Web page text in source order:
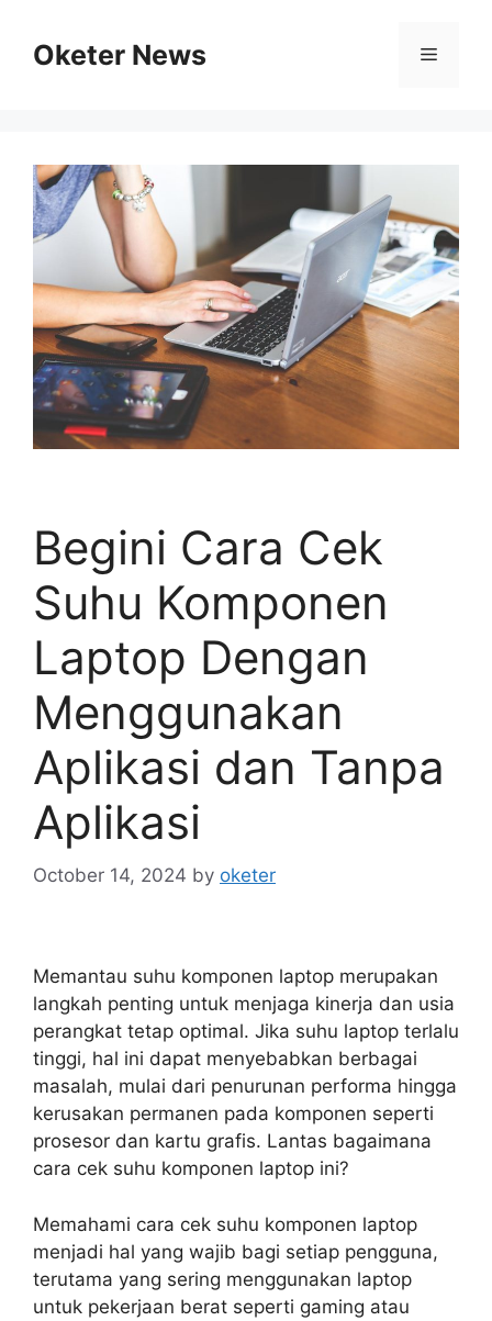
contentOketer News Menu
Begini Cara Cek
Suhu Komponen
Laptop Dengan
Menggunakan
Aplikasi dan Tanpa
Aplikasi
October 14, 2024 by oketer
Memantau suhu komponen laptop merupakan
langkah penting untuk menjaga kinerja dan usia
perangkat tetap optimal. Jika suhu laptop terlalu
tinggi, hal ini dapat menyebabkan berbagai
masalah, mulai dari penurunan performa hingga
kerusakan permanen pada komponen seperti
prosesor dan kartu grafis. Lantas bagaimana
cara cek suhu komponen laptop ini?
Memahami cara cek suhu komponen laptop
menjadi hal yang wajib bagi setiap pengguna,
terutama yang sering menggunakan laptop
untuk pekerjaan berat seperti gaming atau